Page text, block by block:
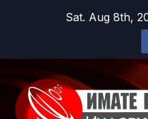
Sat. Aug 8th,